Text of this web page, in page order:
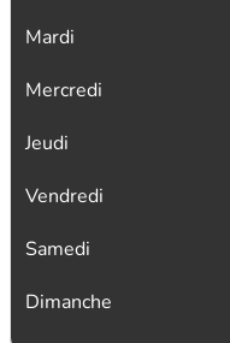
Mardi
Mercredi
Jeudi
Vendredi
Samedi
Dimanche